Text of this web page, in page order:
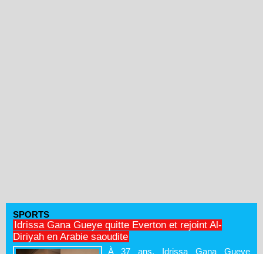
SPORTS
Idrissa Gana Gueye quitte Everton et rejoint Al-
Diriyah en Arabie saoudite
À 37 ans, Idrissa Gana Gueye